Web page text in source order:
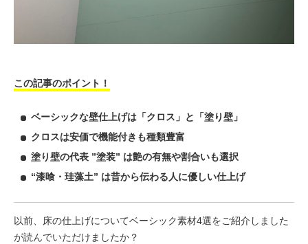
この記事のポイント！
ベーシックな壁仕上げは「クロス」と「塗り壁」
クロスは安価で機能付きも種類豊富
塗り壁の代表 ”塗装” は艶の有無や割合いも選択
“漆喰・珪藻土” は昔から伝わる人に優しい仕上げ
以前、床の仕上げについてベーシック素材4選をご紹介しました
が読んでいただけましたか？